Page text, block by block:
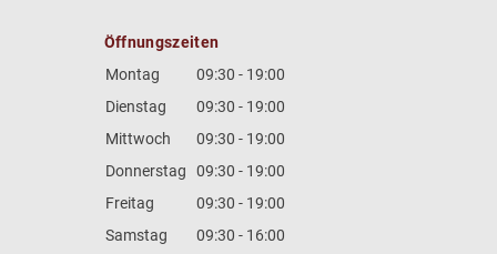
Öffnungszeiten
Montag
09:30 - 19:00
Dienstag
09:30 - 19:00
Mittwoch
09:30 - 19:00
Donnerstag
09:30 - 19:00
Freitag
09:30 - 19:00
Samstag
09:30 - 16:00